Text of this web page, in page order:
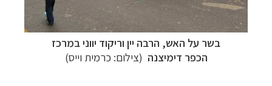
בשר על האש, הרבה יין וריקוד יווני במרכז
הכפר דימיצנה (צילום: כרמית וייס)